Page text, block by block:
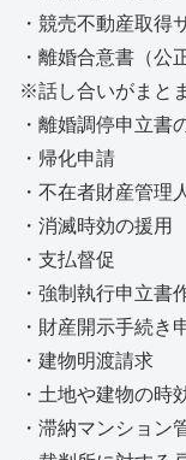
・競売不動産取得
・離婚合意書（公
※話し合いがまと
・離婚調停申立書
・帰化申請
・不在者財産管理
・消滅時効の援用
・支払督促
・強制執行申立書
・財産開示手続き
・建物明渡請求
・土地や建物の時
・滞納マンション